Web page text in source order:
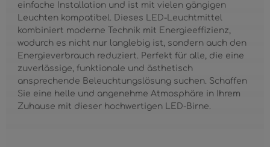
einfache Installation und ist mit vielen gängigen
Leuchten kompatibel. Dieses LED-Leuchtmittel
kombiniert moderne Technik mit Energieeffizienz,
wodurch es nicht nur langlebig ist, sondern auch den
Energieverbrauch reduziert. Perfekt für alle, die eine
zuverlässige, funktionale und ästhetisch
ansprechende Beleuchtungslösung suchen. Schaffen
Sie eine helle und angenehme Atmosphäre in Ihrem
Zuhause mit dieser hochwertigen LED-Birne.